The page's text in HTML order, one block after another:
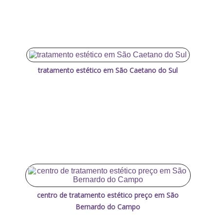
tratamento estético em São Caetano do Sul
centro de tratamento estético preço em São
Bernardo do Campo